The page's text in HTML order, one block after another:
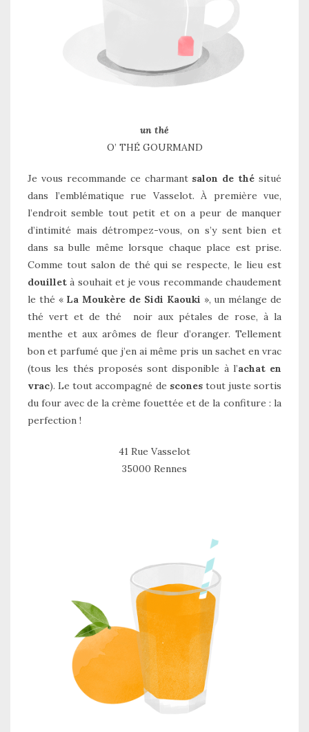
un thé
O’ THÉ GOURMAND
Je vous recommande ce charmant salon de thé situé
dans l’emblématique rue Vasselot. À première vue,
l’endroit semble tout petit et on a peur de manquer
d’intimité mais détrompez-vous, on s’y sent bien et
dans sa bulle même lorsque chaque place est prise.
Comme tout salon de thé qui se respecte, le lieu est
douillet à souhait et je vous recommande chaudement
le thé « La Moukère de Sidi Kaouki », un mélange de
thé vert et de thé noir aux pétales de rose, à la
menthe et aux arômes de fleur d’oranger. Tellement
bon et parfumé que j’en ai même pris un sachet en vrac
(tous les thés proposés sont disponible à l’achat en
vrac). Le tout accompagné de sconestout juste sortis
du four avec de la crème fouettée et de la confiture : la
perfection !
41 Rue Vasselot
35000 Rennes